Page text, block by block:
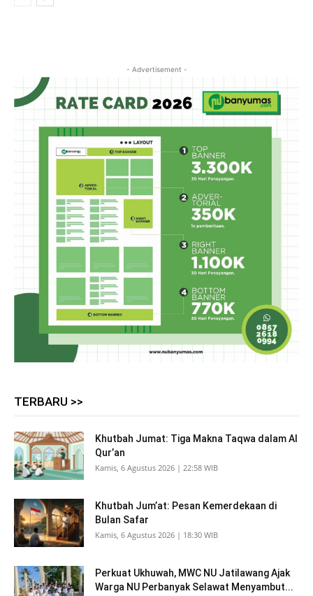
- Advertisement -
TERBARU >>
Khutbah Jumat: Tiga Makna Taqwa dalam Al
Qur’an
Kamis, 6 Agustus 2026 | 22:58 WIB
Khutbah Jum’at: Pesan Kemerdekaan di
Bulan Safar
Kamis, 6 Agustus 2026 | 18:30 WIB
Perkuat Ukhuwah, MWC NU Jatilawang Ajak
Warga NU Perbanyak Selawat Menyambut...